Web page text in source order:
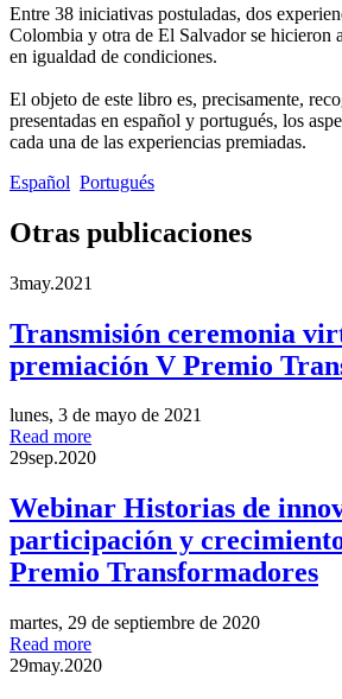
Entre 38 iniciativas postuladas, dos
Colombia y otra de El Salvador se hicieron
en igualdad de condiciones.
El objeto de este libro es, precisamente,
presentadas en español y portugués, los
cada una de las experiencias premiadas.
Español Portugués
Otras publicaciones
3may.2021
Transmisión ceremonia
premiación V Premio
lunes, 3 de mayo de 2021
Read more
29sep.2020
Webinar Historias de
participación y
Premio Transformadores
martes, 29 de septiembre de 2020
Read more
29may.2020